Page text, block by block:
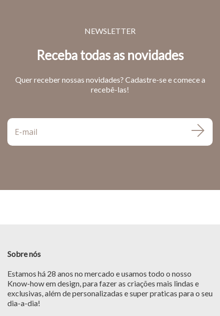
NEWSLETTER
Receba todas as novidades
Quer receber nossas novidades? Cadastre-se e comece a
recebê-las!
Sobre nós
Estamos há 28 anos no mercado e usamos todo o nosso
Know-how em design, para fazer as criações mais lindas e
exclusivas, além de personalizadas e super praticas para o seu
dia-a-dia!